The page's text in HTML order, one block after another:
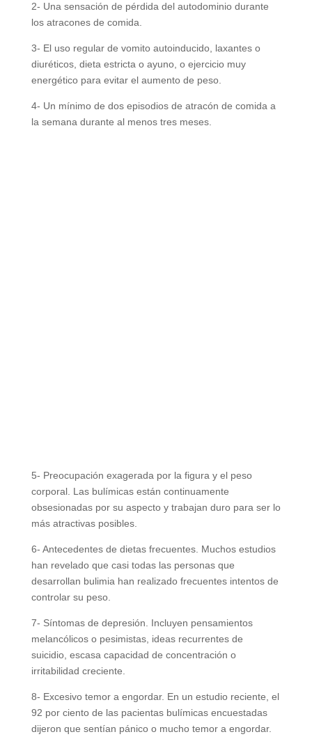
2- Una sensación de pérdida del autodominio durante
los atracones de comida.
3- El uso regular de vomito autoinducido, laxantes o
diuréticos, dieta estricta o ayuno, o ejercicio muy
energético para evitar el aumento de peso.
4- Un mínimo de dos episodios de atracón de comida a
la semana durante al menos tres meses.
5- Preocupación exagerada por la figura y el peso
corporal. Las bulímicas están continuamente
obsesionadas por su aspecto y trabajan duro para ser lo
más atractivas posibles.
6- Antecedentes de dietas frecuentes. Muchos estudios
han revelado que casi todas las personas que
desarrollan bulimia han realizado frecuentes intentos de
controlar su peso.
7- Síntomas de depresión. Incluyen pensamientos
melancólicos o pesimistas, ideas recurrentes de
suicidio, escasa capacidad de concentración o
irritabilidad creciente.
8- Excesivo temor a engordar. En un estudio reciente, el
92 por ciento de las pacientas bulímicas encuestadas
dijeron que sentían pánico o mucho temor a engordar.